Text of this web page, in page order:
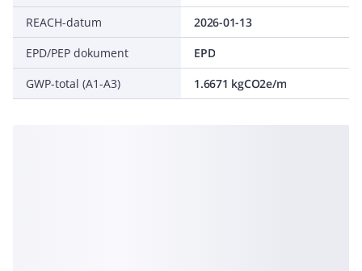
REACH-datum
2026-01-13
EPD/PEP dokument
EPD
GWP-total (A1-A3)
1.6671 kgCO2e/m